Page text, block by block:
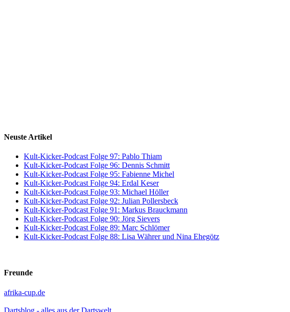
Neuste Artikel
Kult-Kicker-Podcast Folge 97: Pablo Thiam
Kult-Kicker-Podcast Folge 96: Dennis Schmitt
Kult-Kicker-Podcast Folge 95: Fabienne Michel
Kult-Kicker-Podcast Folge 94: Erdal Keser
Kult-Kicker-Podcast Folge 93: Michael Höller
Kult-Kicker-Podcast Folge 92: Julian Pollersbeck
Kult-Kicker-Podcast Folge 91: Markus Brauckmann
Kult-Kicker-Podcast Folge 90: Jörg Sievers
Kult-Kicker-Podcast Folge 89: Marc Schlömer
Kult-Kicker-Podcast Folge 88: Lisa Währer und Nina Ehegötz
Freunde
afrika-cup.de
Dartsblog - alles aus der Dartswelt